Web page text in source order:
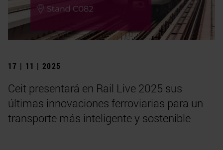
17 | 11 | 2025
Ceit presentará en Rail Live 2025 sus
últimas innovaciones ferroviarias para un
transporte más inteligente y sostenible